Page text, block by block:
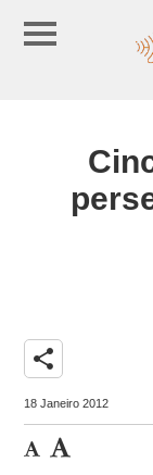
share
18 Janeiro 2012